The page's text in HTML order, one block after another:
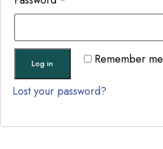
Remember me
Log in
Lost your password?